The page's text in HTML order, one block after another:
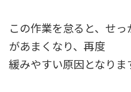
この作業を怠ると、せ
があまくなり、再度
緩みやすい原因となりま